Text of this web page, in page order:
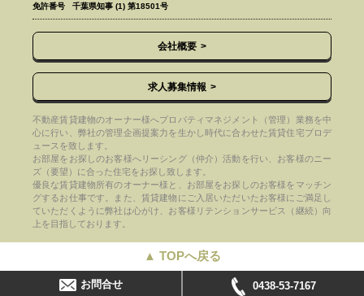
免許番号 千葉県知事 (1) 第18501号
会社概要
求人募集情報
不動産賃貸建物のオーナー様へプロパティマネジメント（管理）業務を中
心に行い、弊社の管理企画提案力を生かし時代に合わせた賃貸住宅プロデ
ュースを致します。
お部屋をお探しのお客様へリーシング（仲介）活動を行い、お客様のニー
ズ（要望）に合った住宅をお探し致します。
優良な賃貸建物所有のオーナー様と、お部屋をお探しのお客様をマッチン
グするお仕事です。また、賃貸建物にご入居いただいたお客様にご満足し
ていただくように弊社は心がけ、お客様リテンションサービス（継続）向
上を目指しております。
▲ TOPへ戻る
お問合せ 0438-53-7167